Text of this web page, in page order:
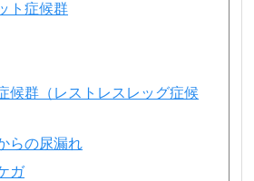
ト症候群
候群（レストレスレッグ症候
らの尿漏れ
ガ